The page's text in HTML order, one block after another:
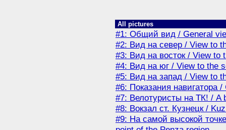
All pictures
#1: Общий вид / General
#2: Вид на север / View to
#3: Вид на восток / View to
#4: Вид на юг / View to the
#5: Вид на запад / View to
#6: Показания навигатора
#7: Велотуристы на ТК! / A
#8: Вокзал ст. Кузнецк /
#9: На самой высокой